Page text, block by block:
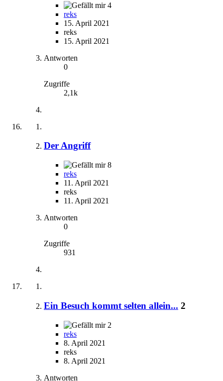
4
reks
15. April 2021
reks
15. April 2021
Antworten
0
Zugriffe
2,1k
Der Angriff
8
reks
11. April 2021
reks
11. April 2021
Antworten
0
Zugriffe
931
Ein Besuch kommt selten allein... 2
2
reks
8. April 2021
reks
8. April 2021
Antworten